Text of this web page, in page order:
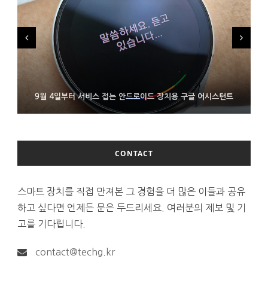
9월 4일부터 서비스 접는 안드로이드 장치용 구글 어시스턴트
FMS 2026서 차세대 3D 메모리 ZHBM·ZNAND-O 모형 처음 선
보인 삼성전자
에이수스 구글북 ‘CX9406’ 제품 이미지 유출
CONTACT
스마트 장치를 직접 만져본 그 경험을 더 많은 이들과 공유
하고 싶다면 언제든 문은 두드리세요. 여러분의 제보 및 기
고를 기다립니다.
contact@techg.kr